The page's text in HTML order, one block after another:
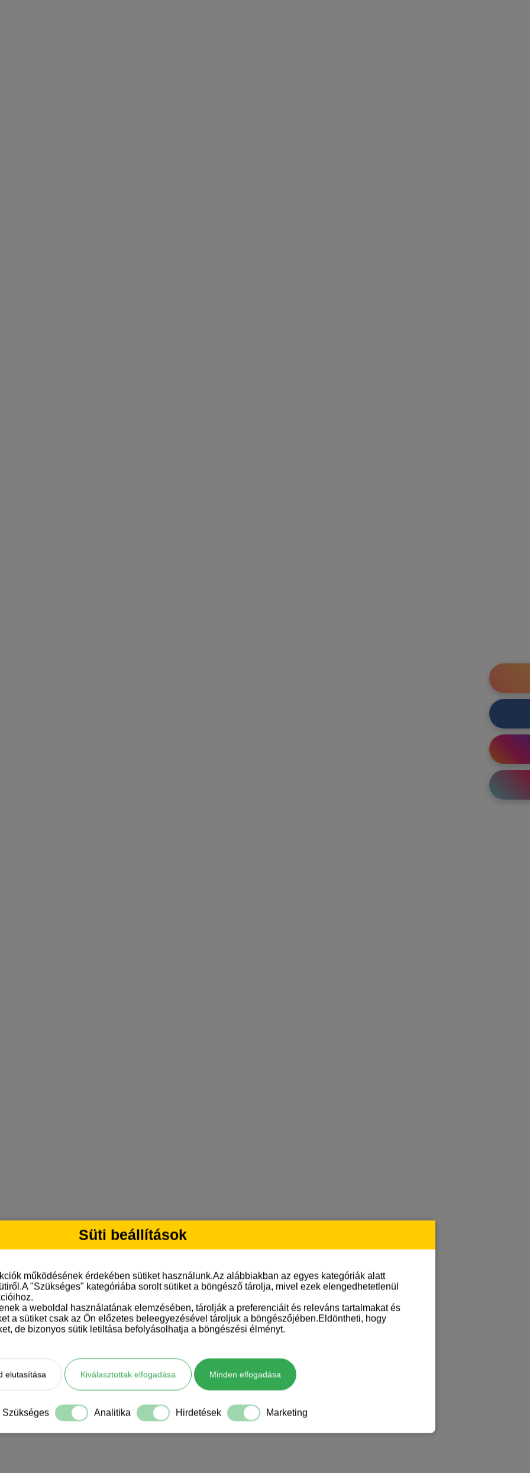
Süti beállítások
működésének érdekében sütiket használunk.Az alábbiakban az egyes kategóriák alatt
"Szükséges" kategóriába sorolt sütiket a böngésző tárolja, mivel ezek elengedhetetlenül
a weboldal használatának elemzésében, tárolják a preferenciáit és releváns tartalmakat és
a sütiket csak az Ön előzetes beleegyezésével tároljuk a böngészőjében.Eldöntheti, hogy
de bizonyos sütik letiltása befolyásolhatja a böngészési élményt.
elutasítása Kiválasztottak elfogadása Minden elfogadása
Szükséges Analitika Hirdetések Marketing